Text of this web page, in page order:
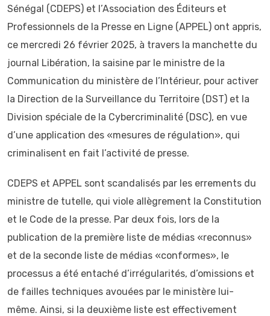
Sénégal (CDEPS) et l’Association des Éditeurs et
Professionnels de la Presse en Ligne (APPEL) ont appris,
ce mercredi 26 février 2025, à travers la manchette du
journal Libération, la saisine par le ministre de la
Communication du ministère de l’Intérieur, pour activer
la Direction de la Surveillance du Territoire (DST) et la
Division spéciale de la Cybercriminalité (DSC), en vue
d’une application des «mesures de régulation», qui
criminalisent en fait l’activité de presse.
CDEPS et APPEL sont scandalisés par les errements du
ministre de tutelle, qui viole allègrement la Constitution
et le Code de la presse. Par deux fois, lors de la
publication de la première liste de médias «reconnus»
et de la seconde liste de médias «conformes», le
processus a été entaché d’irrégularités, d’omissions et
de failles techniques avouées par le ministère lui-
même. Ainsi, si la deuxième liste est effectivement